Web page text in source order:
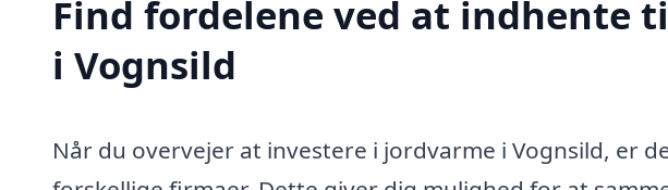
Find fordelene ved at indhente
i Vognsild
Når du overvejer at investere i jordvarme i Vognsild, er